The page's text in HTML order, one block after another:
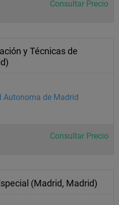
Consultar Precio
y Técnicas de
Autonoma de Madrid
Consultar Precio
(Madrid, Madrid)